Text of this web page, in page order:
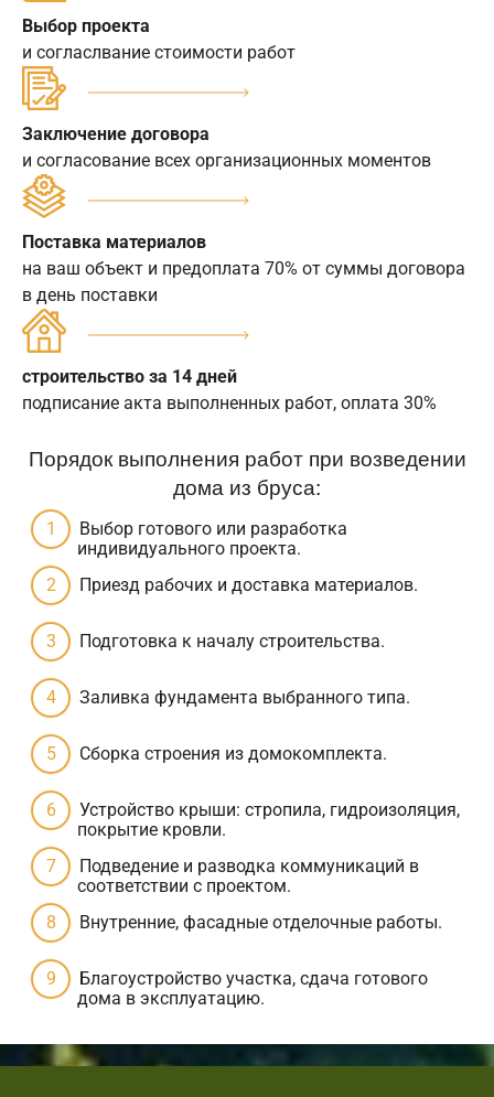
Выбор проекта
и согласлвание стоимости работ
Заключение договора
и согласование всех организационных моментов
Поставка материалов
на ваш объект и предоплата 70% от суммы договора
в день поставки
строительство за 14 дней
подписание акта выполненных работ, оплата 30%
Порядок выполнения работ при возведении
дома из бруса:
Выбор готового или разработка
индивидуального проекта.
Приезд рабочих и доставка материалов.
Подготовка к началу строительства.
Заливка фундамента выбранного типа.
Сборка строения из домокомплекта.
Устройство крыши: стропила, гидроизоляция,
покрытие кровли.
Подведение и разводка коммуникаций в
соответствии с проектом.
Внутренние, фасадные отделочные работы.
Благоустройство участка, сдача готового
дома в эксплуатацию.